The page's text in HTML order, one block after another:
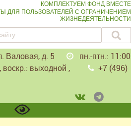
КОМПЛЕКТУЕМ ФОНД ВМЕСТЕ
ДЛЯ ПОЛЬЗОВАТЕЛЕЙ С ОГРАНИЧЕНИЕМ
ЖИЗНЕДЕЯТЕЛЬНОСТИ
Валовая, д. 5
пн.-птн.: 11:00
воскр.: выходной ,
+7 (496)